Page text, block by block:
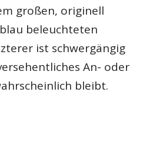
großen, originell
beleuchteten
ist schwergängig
An- oder
bleibt.